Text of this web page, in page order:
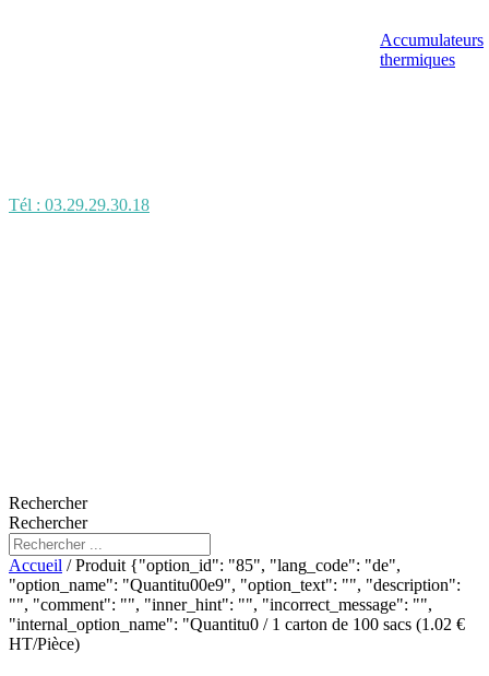
Accumulateurs
thermiques
Tél : 03.29.29.30.18
Rechercher
Rechercher
Accueil / Produit {"option_id": "85", "lang_code": "de",
"option_name": "Quantitu00e9", "option_text": "", "description":
"", "comment": "", "inner_hint": "", "incorrect_message": "",
"internal_option_name": "Quantitu0 / 1 carton de 100 sacs (1.02 €
HT/Pièce)